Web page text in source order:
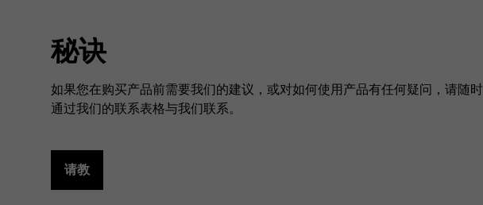
秘诀
如果您在购买产品前需要我们的建议，或对如何使用产品有任何疑问，请随时
通过我们的联系表格与我们联系。
请教